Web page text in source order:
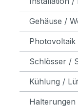
Gehäuse /
Schlösser /
Kühlung /